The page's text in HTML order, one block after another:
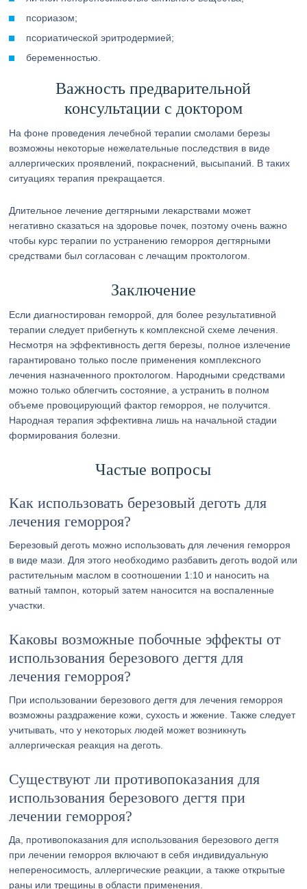
псориазом;
псориатической эритродермией;
беременностью.
Важность предварительной
консультации с доктором
На фоне проведения лечебной терапии смолами березы
возможны некоторые нежелательные последствия в виде
аллергических проявлений, покраснений, высыпаний. В таких
ситуациях терапия прекращается.
Длительное лечение дегтярными лекарствами может
негативно сказаться на здоровье почек, поэтому очень важно
чтобы курс терапии по устранению геморроя дегтярными
средствами был согласован с лечащим проктологом.
Заключение
Если диагностирован геморрой, для более результативной
терапии следует прибегнуть к комплексной схеме лечения.
Несмотря на эффективность дегтя березы, полное излечение
гарантировано только после применения комплексного
лечения назначенного проктологом. Народными средствами
можно только облегчить состояние, а устранить в полном
объеме провоцирующий фактор геморроя, не получится.
Народная терапия эффективна лишь на начальной стадии
формирования болезни.
Частые вопросы
Как использовать березовый деготь для
лечения геморроя?
Березовый деготь можно использовать для лечения геморроя
в виде мази. Для этого необходимо разбавить деготь водой или
растительным маслом в соотношении 1:10 и наносить на
ватный тампон, который затем наносится на воспаленные
участки.
Каковы возможные побочные эффекты от
использования березового дегтя для
лечения геморроя?
При использовании березового дегтя для лечения геморроя
возможны раздражение кожи, сухость и жжение. Также следует
учитывать, что у некоторых людей может возникнуть
аллергическая реакция на деготь.
Существуют ли противопоказания для
использования березового дегтя при
лечении геморроя?
Да, противопоказания для использования березового дегтя
при лечении геморроя включают в себя индивидуальную
непереносимость, аллергические реакции, а также открытые
раны или трещины в области применения.